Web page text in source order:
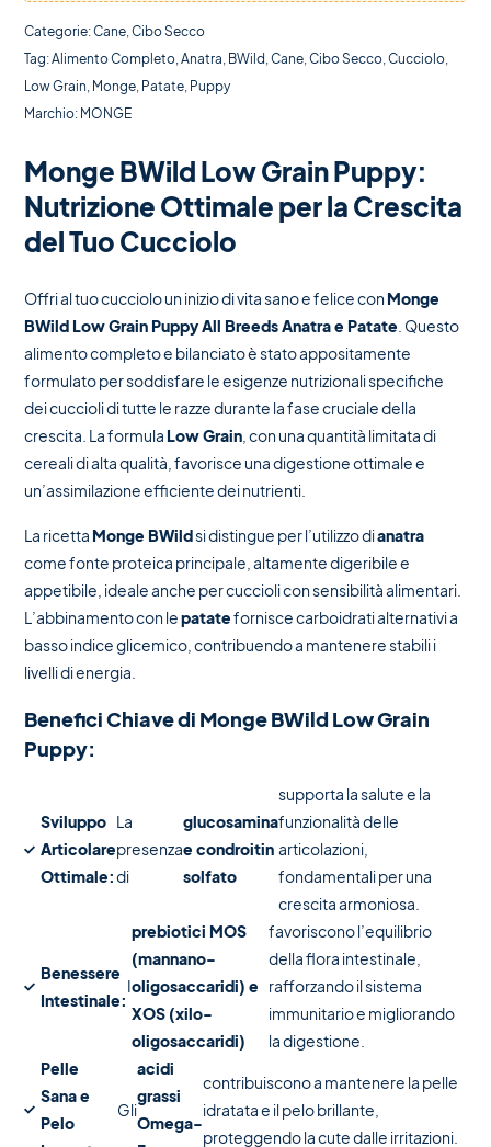
Categorie:Cane,Cibo Secco
Tag:Alimento Completo,Anatra, BWild,Cane,Cibo Secco,Cucciolo,
Low Grain, Monge, Patate, Puppy
Marchio: MONGE
Monge BWild Low Grain Puppy:
Nutrizione Ottimale per la Crescita
del Tuo Cucciolo
Offri al tuo cucciolo un inizio di vita sano e felice con Monge
BWild Low Grain Puppy All Breeds Anatra e Patate . Questo
alimento completo e bilanciato è stato appositamente
formulato per soddisfare le esigenze nutrizionali specifiche
dei cuccioli di tutte le razze durante la fase cruciale della
crescita. La formula Low Grain , con una quantità limitata di
cereali di alta qualità, favorisce una digestione ottimale e
un’assimilazione efficiente dei nutrienti.
La ricetta Monge BWildsi distingue per l’utilizzo dianatra
come fonte proteica principale, altamente digeribile e
appetibile, ideale anche per cuccioli con sensibilità alimentari.
L’abbinamento con lepatatefornisce carboidrati alternativi a
basso indice glicemico, contribuendo a mantenere stabili i
livelli di energia.
Benefici Chiave di Monge BWild Low Grain
Puppy:
Sviluppo
Articolare
Ottimale:
La
presenza
di
glucosamina
e condroitin
solfato
supporta la salute e la
funzionalità delle
articolazioni,
fondamentali per una
crescita armoniosa.
Benessere
Intestinale:
I
prebiotici MOS
(mannano-
oligosaccaridi) e
XOS (xilo-
oligosaccaridi)
favoriscono l’equilibrio
della flora intestinale,
rafforzando il sistema
immunitario e migliorando
la digestione.
Pelle
Sana e
Pelo
Gli
acidi
grassi
Omega-
contribuiscono a mantenere la pelle
idratata e il pelo brillante,
proteggendo la cute dalle irritazioni.